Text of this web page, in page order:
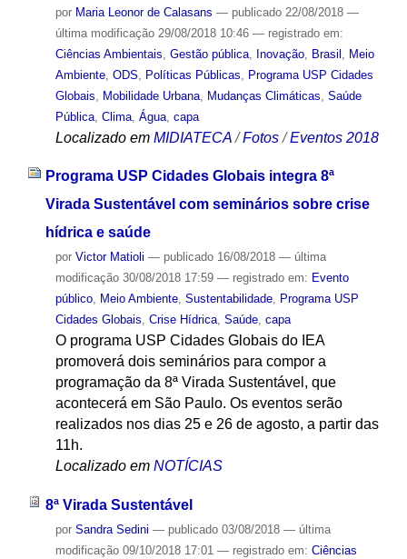
por Maria Leonor de Calasans — publicado22/08/2018 —
última modificação29/08/2018 10:46 — registrado em:
Ciências Ambientais Gestão pública, Inovação, Brasil
Meio
Ambiente, ODS Políticas Públicas
Programa USP Cidades
Globais
Mobilidade Urbana, Mudanças Climáticas Saúde
Pública, Clima, Água, capa
Localizado em MIDIATECA /Fotos /Eventos 2018
Programa USP Cidades Globais integra 8ª
Virada Sustentável com seminários sobre crise
hídrica e saúde
por Victor Matioli — publicado16/08/2018 — última
modificação30/08/2018 17:59 — registrado em: Evento
público, Meio Ambiente, Sustentabilidade, Programa USP
Cidades Globais, Crise Hídrica, Saúde, capa
O programa USP Cidades Globais do IEA
promoverá dois seminários para compor a
programação da 8ª Virada Sustentável, que
acontecerá em São Paulo. Os eventos serão
realizados nos dias 25 e 26 de agosto, a partir das
11h.
Localizado em NOTÍCIAS
8ª Virada Sustentável
por Sandra Sedini — publicado03/08/2018 — última
modificação09/10/2018 17:01 — registrado em: Ciências